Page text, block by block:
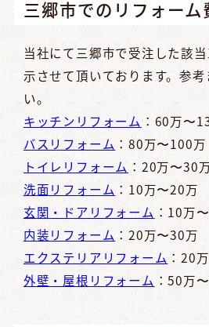
三郷市でのリフォー
当社にて三郷市で受注した該
示させて頂いております。参
い。
キッチンリフォーム ：60万〜
バスリフォーム ：80万〜100万
トイレリフォーム ：20万〜30
洗面リフォーム ：10万〜20万
玄関・ドアリフォーム ：10万
内装リフォーム ：20万〜30万
エクステリアリフォーム ：20
外壁・屋根リフォーム ：50万